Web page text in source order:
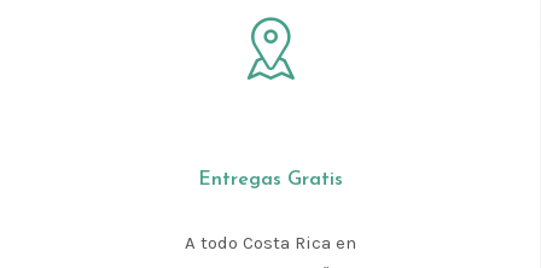
Entregas Gratis
A todo Costa Rica en